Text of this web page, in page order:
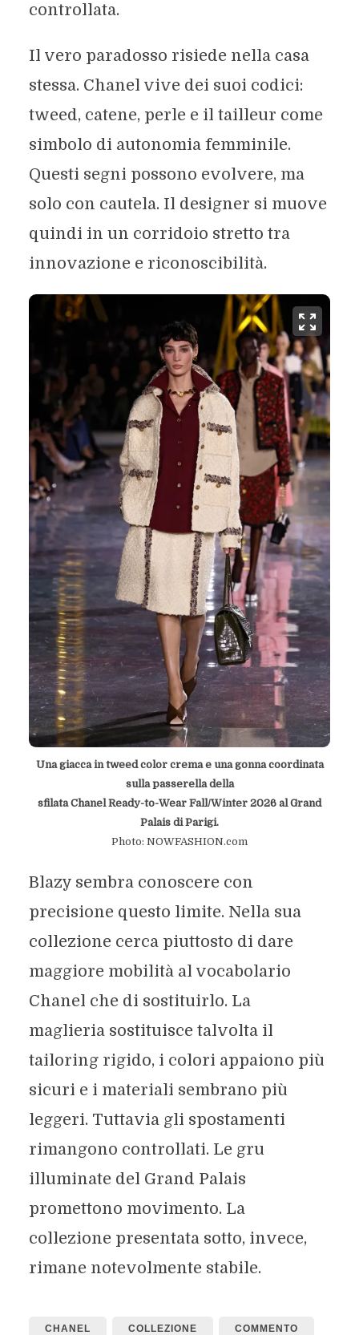
controllata.
Il vero paradosso risiede nella casa
stessa. Chanel vive dei suoi codici:
tweed, catene, perle e il tailleur come
simbolo di autonomia femminile.
Questi segni possono evolvere, ma
solo con cautela. Il designer si muove
quindi in un corridoio stretto tra
innovazione e riconoscibilità.
Una giacca in tweed color crema e una gonna coordinata
sulla passerella della
sfilata Chanel Ready-to-Wear Fall/Winter 2026 al Grand
Palais di Parigi.
Photo: NOWFASHION.com
Blazy sembra conoscere con
precisione questo limite. Nella sua
collezione cerca piuttosto di dare
maggiore mobilità al vocabolario
Chanel che di sostituirlo. La
maglieria sostituisce talvolta il
tailoring rigido, i colori appaiono più
sicuri e i materiali sembrano più
leggeri. Tuttavia gli spostamenti
rimangono controllati. Le gru
illuminate del Grand Palais
promettono movimento. La
collezione presentata sotto, invece,
rimane notevolmente stabile.
CHANEL COLLEZIONE COMMENTO